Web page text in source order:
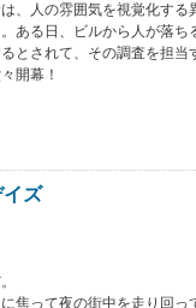
、人の雰囲気を視覚化する
ある日、ビルから人が落ち
とされて、その調査を担当
開幕！
ズ
焦って夜の街中を走り回っ